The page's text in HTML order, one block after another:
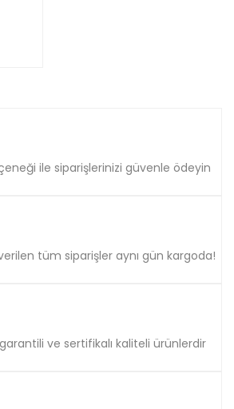
ile siparişlerinizi güvenle ödeyin
tüm siparişler aynı gün kargoda!
ve sertifikalı kaliteli ürünlerdir